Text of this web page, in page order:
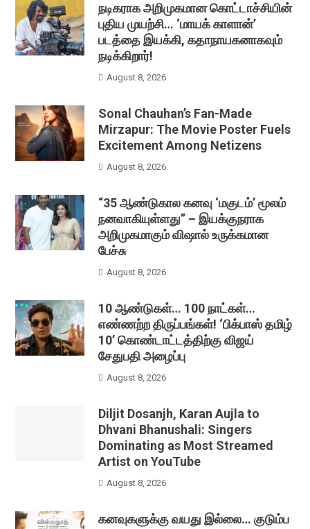
நடிகராக அறிமுகமான கொட்டாச்சியின்
புதிய முயற்சி… ‘மாயக் காளான்’
படத்தை இயக்கி, கதாநாயகனாகவும்
நடிக்கிறார்!
August 8, 2026
Sonal Chauhan’s Fan-Made
Mirzapur: The Movie Poster Fuels
Excitement Among Netizens
August 8, 2026
“35 ஆண்டுகால கனவு ‘மகுடம்’ மூலம்
நனவாகியுள்ளது” – இயக்குநராக
அறிமுகமாகும் விஷால் உருக்கமான
பேச்சு
August 8, 2026
10 ஆண்டுகள்… 100 நாட்கள்…
எண்ணற்ற திருப்பங்கள்! ‘பிக்பாஸ் தமிழ்
10’ கொண்டாட்டத்திற்கு விஜய்
சேதுபதி அழைப்பு
August 8, 2026
Diljit Dosanjh, Karan Aujla to
Dhvani Bhanushali: Singers
Dominating as Most Streamed
Artist on YouTube
August 8, 2026
கனவுகளுக்கு வயது இல்லை… குடும்ப